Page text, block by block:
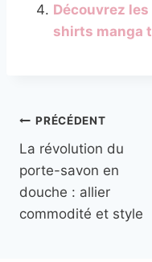
Découvrez
shirts manga
Navigation
de
l’article
PRÉCÉDENT
La révolution du
porte-savon en
douche : allier
commodité et style